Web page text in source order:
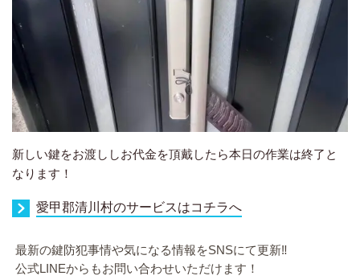
新しい鍵をお渡ししお代金を頂戴したら本日の作業は終了と
なります！
愛甲郡清川村のサービスはコチラへ
最新の鍵防犯事情や気になる情報をSNSにて更新‼︎
公式LINEからもお問い合わせいただけます！